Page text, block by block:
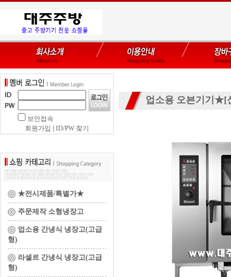
보안접속
회원가입
ID/PW 찾기
★전시제품/특별가★
주문제작 소형냉장고
업소용 간냉식 냉장고(고급
형)
라셀르 간냉식 냉장고(고급
형)
업소용 오븐기기